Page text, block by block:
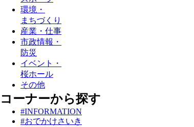
環境・
まちづくり
産業・仕事
市政情報・
防災
イベント・
桜ホール
その他
コーナーから探す
#INFORMATION
#おでかけさいき